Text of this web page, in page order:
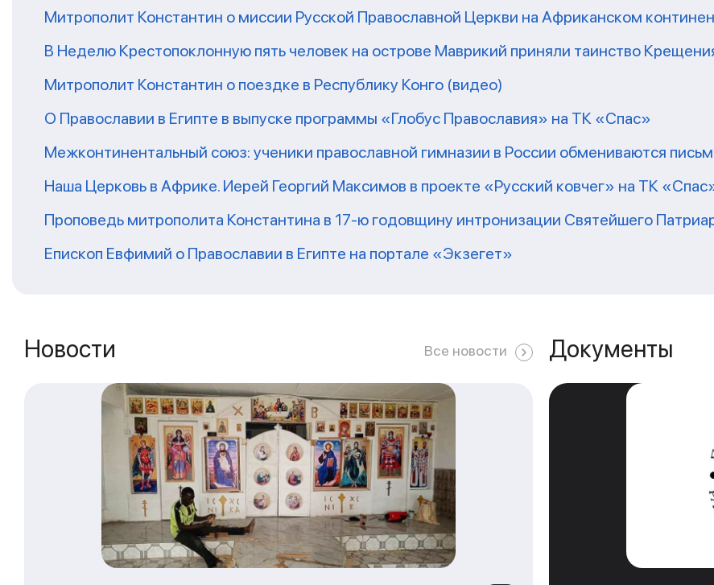
Митрополит Константин о миссии Русской Православной Церкви на Африканском
В Неделю Крестопоклонную пять человек на острове Маврикий приняли таинство
Митрополит Константин о поездке в Республику Конго (видео)
О Православии в Египте в выпуске программы «Глобус Православия» на ТК «Спас»
Межконтинентальный союз: ученики православной гимназии в России обмениваются
Наша Церковь в Африке. Иерей Георгий Максимов в проекте «Русский ковчег» на ТК
Проповедь митрополита Константина в 17-ю годовщину интронизации Святейшего
Епископ Евфимий о Православии в Египте на портале «Экзегет»
Новости Все новости Документы